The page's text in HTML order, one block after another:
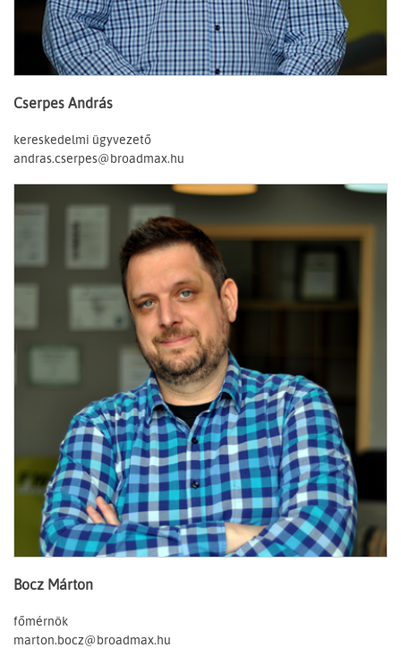
Cserpes András
kereskedelmi ügyvezető
andras.cserpes@broadmax.hu
Bocz Márton
főmérnök
marton.bocz@broadmax.hu